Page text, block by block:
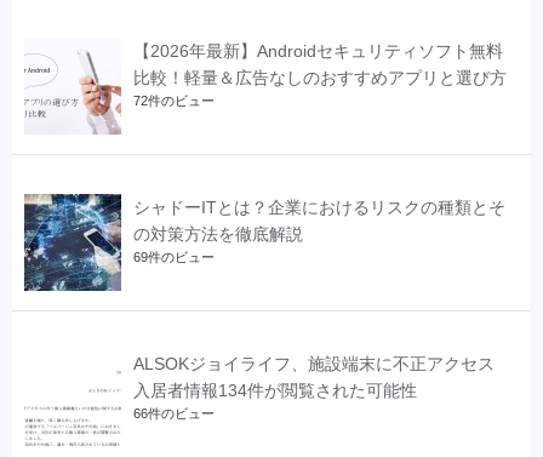
【2026年最新】Androidセキュリティソフト無料
比較！軽量＆広告なしのおすすめアプリと選び方
72件のビュー
シャドーITとは？企業におけるリスクの種類とそ
の対策方法を徹底解説
69件のビュー
ALSOKジョイライフ、施設端末に不正アクセス
入居者情報134件が閲覧された可能性
66件のビュー